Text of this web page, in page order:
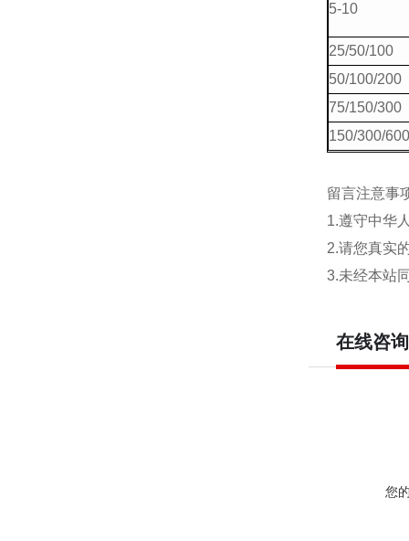
5-10
25/50/100
50/100/200
75/150/300
150/300/
留言注意事
1.遵守中华
2.请您真实
3.未经本站
在线咨询
您